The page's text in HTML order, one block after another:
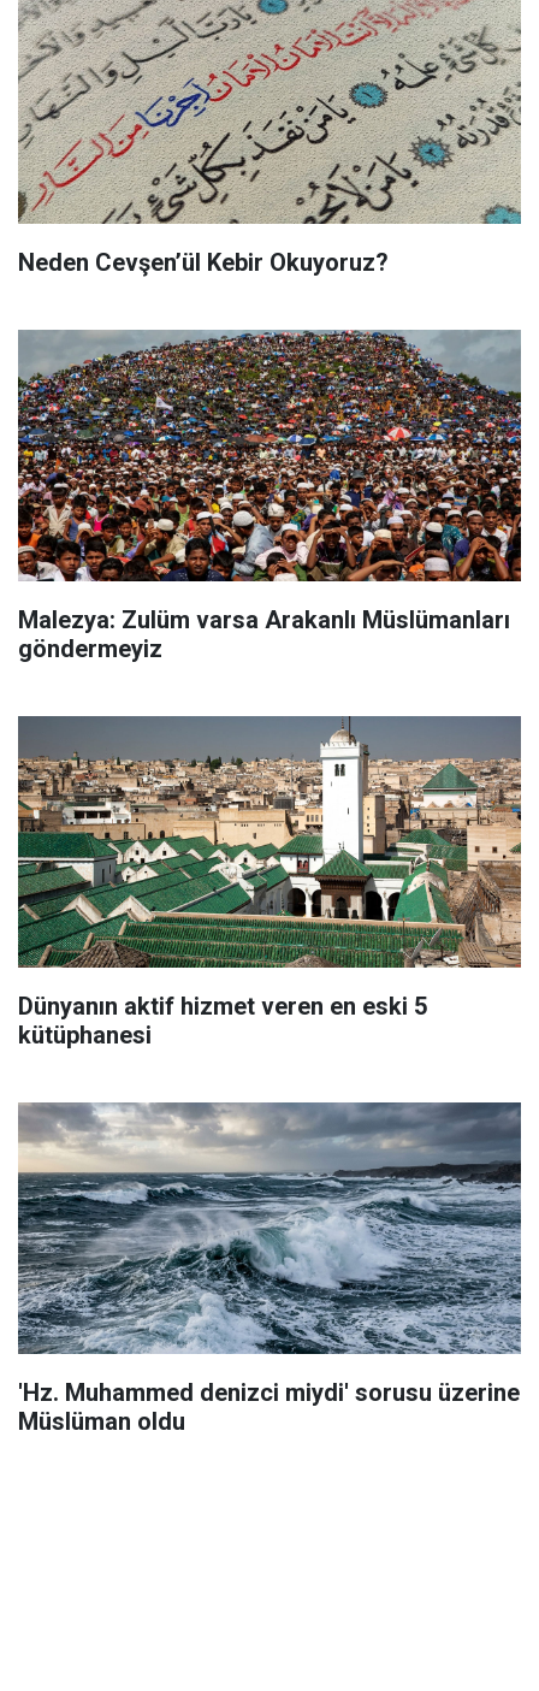
Neden Cevşen’ül Kebir Okuyoruz?
Malezya: Zulüm varsa Arakanlı Müslümanları
göndermeyiz
Dünyanın aktif hizmet veren en eski 5
kütüphanesi
'Hz. Muhammed denizci miydi' sorusu üzerine
Müslüman oldu